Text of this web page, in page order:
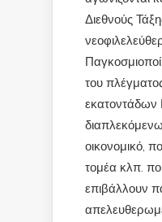
Διεθνούς
του
εκατοντάδων
οικονομικό,
τομέα κλπ.
επιβάλλουν